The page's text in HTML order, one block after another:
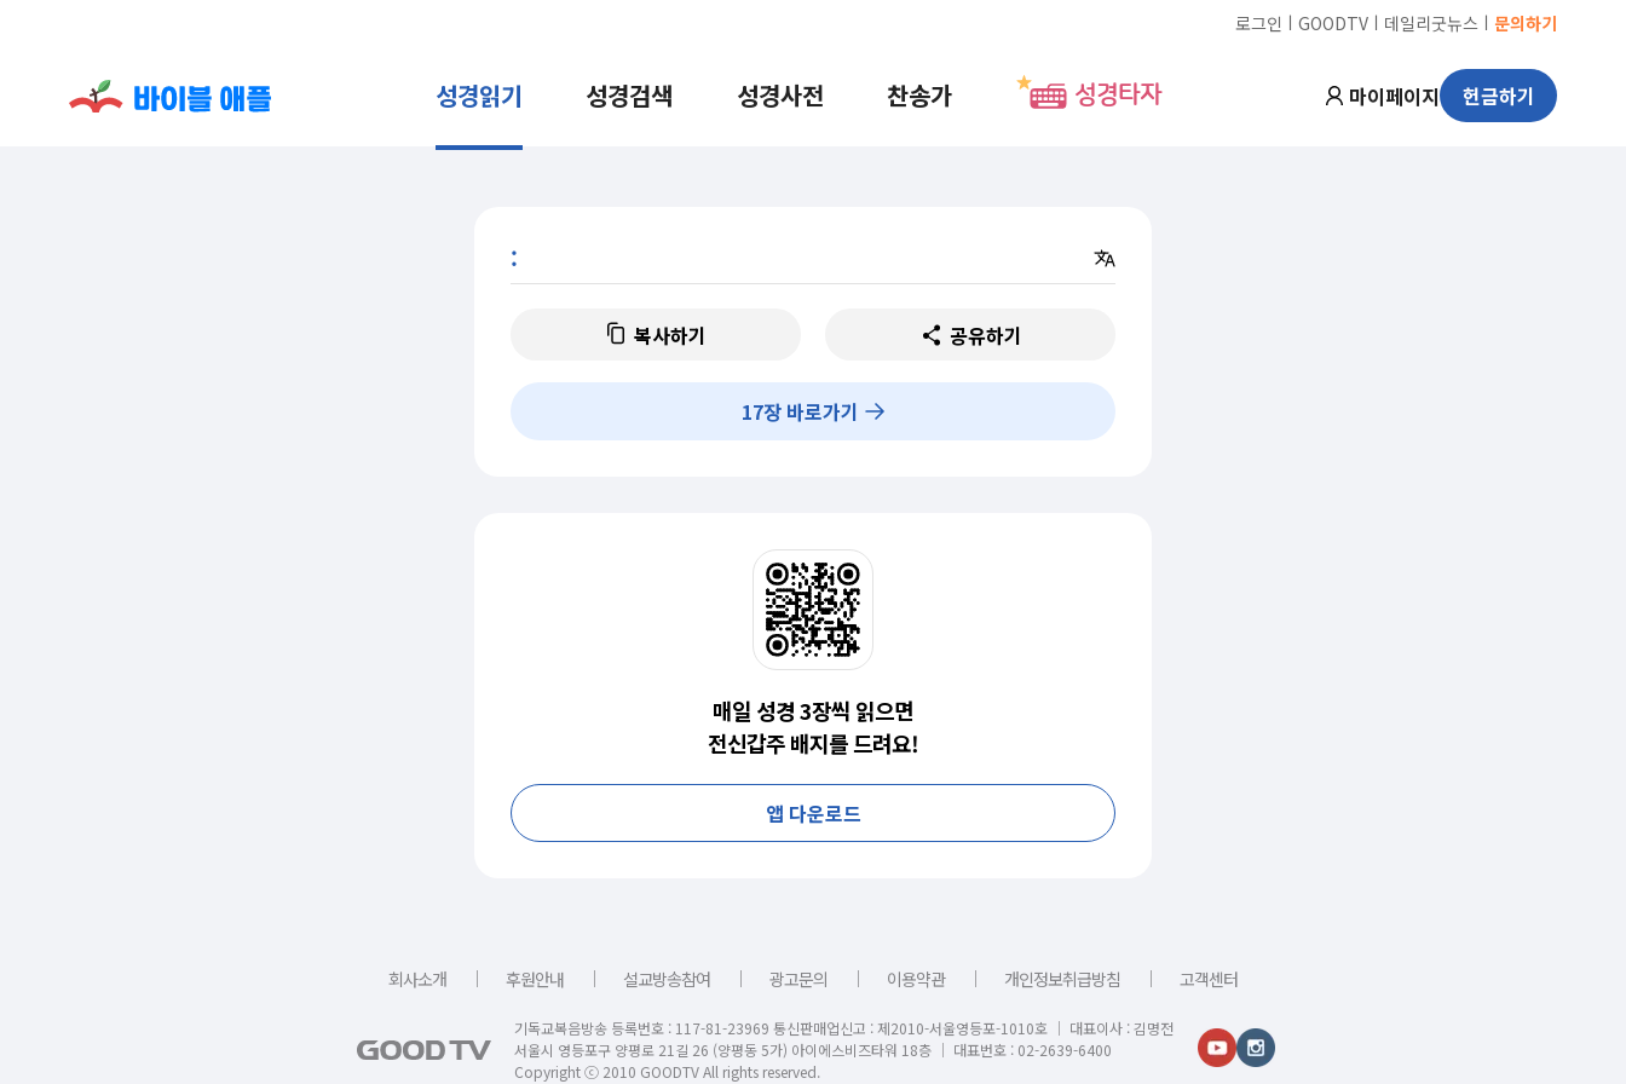
로그인 ㅣ GOODTV ㅣ 데일리굿뉴스 ㅣ 문의하기
성경읽기 성경검색 성경사전 찬송가 성경타자 마이페이지 헌금하기
:
복사하기 공유하기
17장 바로가기
매일 성경 3장씩 읽으면
전신갑주 배지를 드려요!
앱 다운로드
회사소개 ｜ 후원안내 ｜ 설교방송참여 ｜ 광고문의 ｜ 이용약관 ｜ 개인정보취급방침 ｜ 고객센터
기독교복음방송 등록번호 : 117-81-23969 통신판매업신고 : 제2010-서울영등포-1010호 │ 대표이사 : 김명전
서울시 영등포구 양평로 21길 26 (양평동 5가) 아이에스비즈타워 18층 │ 대표번호 : 02-2639-6400
Copyright ⓒ 2010 GOODTV All rights reserved.